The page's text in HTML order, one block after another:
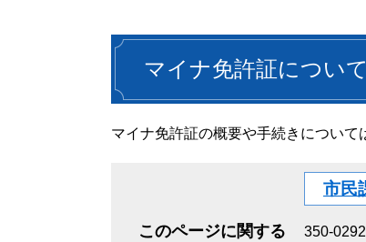
マイナ免許証について
マイナ免許証の概要や手続きについて
このページに関する
市民
350-0292